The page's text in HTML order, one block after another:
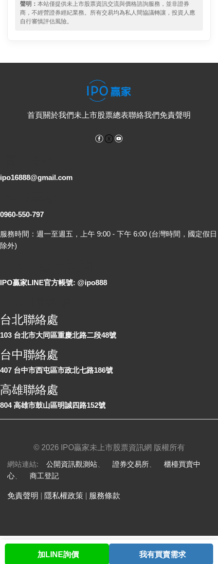
股票查詢 與我聯繫 會員中心
聲明： 本站僅提供未上市股票資訊交流與價格諮詢服務，並非證券
商，不經營證券經紀業務。所有交易均為私人間協議轉讓，投資人應
自行審慎評估風險。
首頁關於我們未上市股票總表聯絡我們免責聲明
Facebook
ipo16888@gmail.com
0960-550-797
服務時間：週一至週五，上午 9:00 - 下午 6:00 (台灣時間，國定假日
除外)
IPO贏家LINE官方帳號: @ipo888
台北聯絡處
103 台北市大同區重慶北路二段48號
台中聯絡處
407 台中市西屯區市政北七路186號
高雄聯絡處
804 高雄市鼓山區明誠四路152號
© 2026 IPO贏家未上市股票資訊網 版權所有
網站連結: 公開資訊觀測站 證券交易所
櫃檯買賣中
心
商工登記
免責聲明 隱私權政策 服務條款
加LINE詢價 我有買賣需求